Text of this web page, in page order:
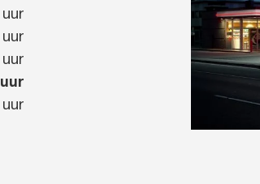
uur
uur
uur
uur
uur